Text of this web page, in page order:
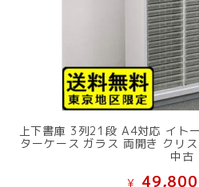
上下書庫 3列21段 A4対応 イ
ターケース ガラス 両開き クリ
中古
¥ 49,800